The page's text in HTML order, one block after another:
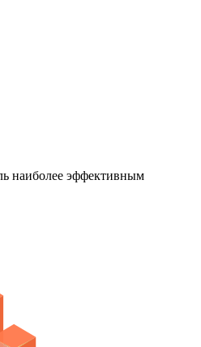
наиболее эффективным